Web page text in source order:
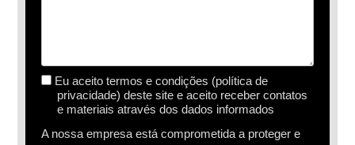
Eu aceito termos e condições (política de
privacidade) deste site e aceito receber contatos
e materiais através dos dados informados
A nossa empresa está comprometida a proteger e